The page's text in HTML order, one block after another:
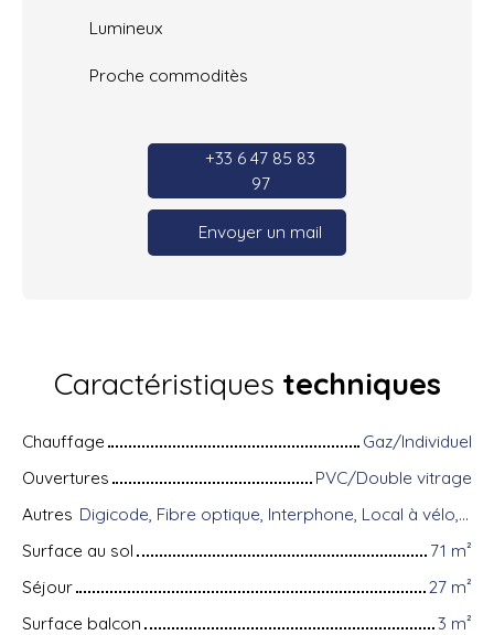
Lumineux
Proche commoditès
+33 6 47 85 83
97
Envoyer un mail
Caractéristiques techniques
Chauffage
Gaz/Individuel
Ouvertures
PVC/Double vitrage
Autres
Digicode, Fibre optique, Interphone, Local à vélo, Volets électriques
Surface au sol
71 m²
Séjour
27 m²
Surface balcon
3 m²